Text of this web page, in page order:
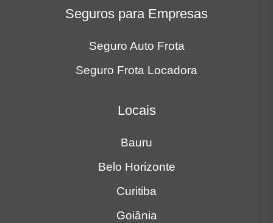
Seguros para Empresas
Seguro Auto Frota
Seguro Frota Locadora
Locais
Bauru
Belo Horizonte
Curitiba
Goiânia